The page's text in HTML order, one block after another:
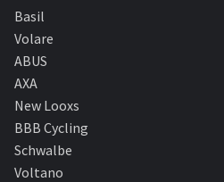
BBB Cycling
Schwalbe
Voltano
Shimano
Basil
Volare
ABUS
AXA
New Looxs
BBB Cycling
Schwalbe
Voltano